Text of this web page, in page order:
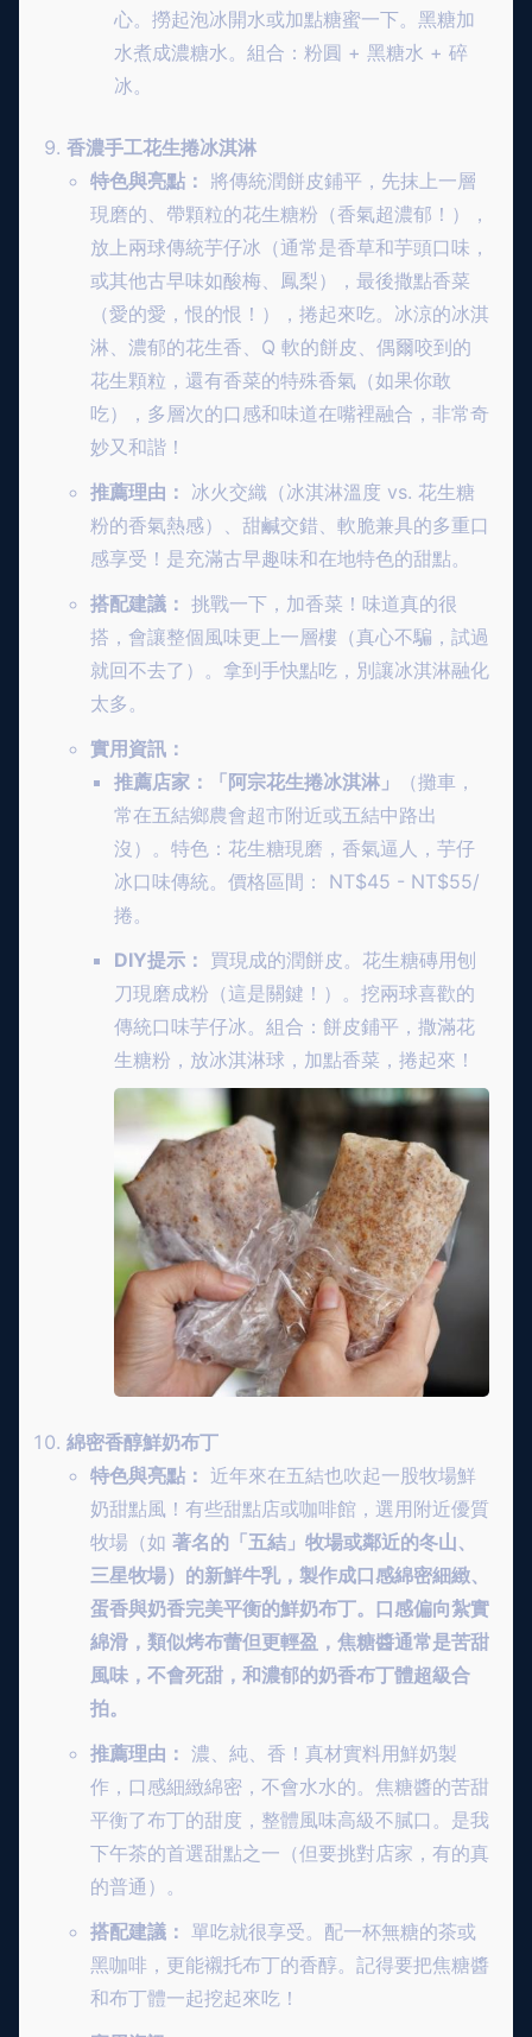
心。撈起泡冰開水或加點糖蜜一下。黑糖加
水煮成濃糖水。組合：粉圓 + 黑糖水 + 碎
冰。
香濃手工花生捲冰淇淋
特色與亮點： 將傳統潤餅皮鋪平，先抹上一層
現磨的、帶顆粒的花生糖粉（香氣超濃郁！），
放上兩球傳統芋仔冰（通常是香草和芋頭口味，
或其他古早味如酸梅、鳳梨），最後撒點香菜
（愛的愛，恨的恨！），捲起來吃。冰涼的冰淇
淋、濃郁的花生香、Q 軟的餅皮、偶爾咬到的
花生顆粒，還有香菜的特殊香氣（如果你敢
吃），多層次的口感和味道在嘴裡融合，非常奇
妙又和諧！
推薦理由： 冰火交織（冰淇淋溫度 vs. 花生糖
粉的香氣熱感）、甜鹹交錯、軟脆兼具的多重口
感享受！是充滿古早趣味和在地特色的甜點。
搭配建議： 挑戰一下，加香菜！味道真的很
搭，會讓整個風味更上一層樓（真心不騙，試過
就回不去了）。拿到手快點吃，別讓冰淇淋融化
太多。
實用資訊：
推薦店家：「阿宗花生捲冰淇淋」
（攤車，
常在五結鄉農會超市附近或五結中路出
沒）。特色：花生糖現磨，香氣逼人，芋仔
冰口味傳統。價格區間： NT$45 - NT$55/
捲。
DIY提示： 買現成的潤餅皮。花生糖磚用刨
刀現磨成粉（這是關鍵！）。挖兩球喜歡的
傳統口味芋仔冰。組合：餅皮鋪平，撒滿花
生糖粉，放冰淇淋球，加點香菜，捲起來！
綿密香醇鮮奶布丁
特色與亮點： 近年來在五結也吹起一股牧場鮮
奶甜點風！有些甜點店或咖啡館，選用附近優質
牧場（如 著名的「五結」牧場或鄰近的冬山、
三星牧場）的新鮮牛乳，製作成口感綿密細緻、
蛋香與奶香完美平衡的鮮奶布丁。口感偏向紮實
綿滑，類似烤布蕾但更輕盈，焦糖醬通常是苦甜
風味，不會死甜，和濃郁的奶香布丁體超級合
拍。
推薦理由： 濃、純、香！真材實料用鮮奶製
作，口感細緻綿密，不會水水的。焦糖醬的苦甜
平衡了布丁的甜度，整體風味高級不膩口。是我
下午茶的首選甜點之一（但要挑對店家，有的真
的普通）。
搭配建議： 單吃就很享受。配一杯無糖的茶或
黑咖啡，更能襯托布丁的香醇。記得要把焦糖醬
和布丁體一起挖起來吃！